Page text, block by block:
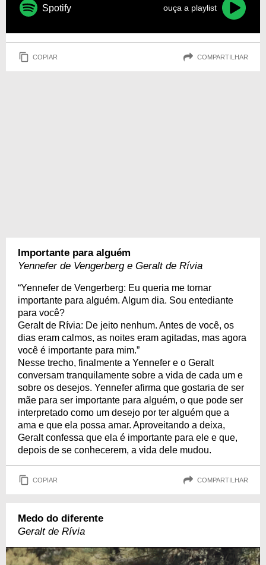
Spotify ouça a playlist
COPIAR COMPARTILHAR
Importante para alguém
Yennefer de Vengerberg e Geralt de Rívia
“Yennefer de Vengerberg: Eu queria me tornar
importante para alguém. Algum dia. Sou entediante
para você?
Geralt de Rívia: De jeito nenhum. Antes de você, os
dias eram calmos, as noites eram agitadas, mas agora
você é importante para mim.”
Nesse trecho, finalmente a Yennefer e o Geralt
conversam tranquilamente sobre a vida de cada um e
sobre os desejos. Yennefer afirma que gostaria de ser
mãe para ser importante para alguém, o que pode ser
interpretado como um desejo por ter alguém que a
ama e que ela possa amar. Aproveitando a deixa,
Geralt confessa que ela é importante para ele e que,
depois de se conhecerem, a vida dele mudou.
COPIAR COMPARTILHAR
Medo do diferente
Geralt de Rívia